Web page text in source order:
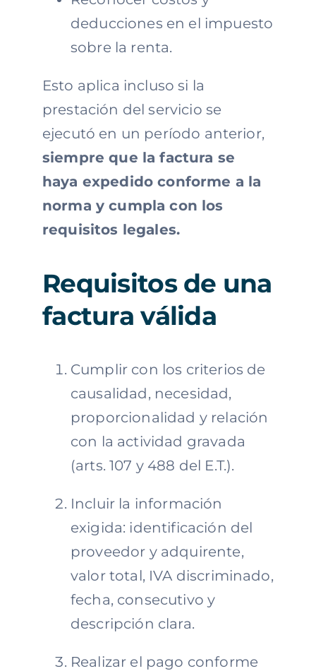
deducciones en el impuesto
sobre la renta.
Esto aplica incluso si la
prestación del servicio se
ejecutó en un período anterior,
siempre que la factura se
haya expedido conforme a la
norma y cumpla con los
requisitos legales.
Requisitos de una
factura válida
Cumplir con los criterios de
causalidad, necesidad,
proporcionalidad y relación
con la actividad gravada
(arts. 107 y 488 del E.T.).
Incluir la información
exigida: identificación del
proveedor y adquirente,
valor total, IVA discriminado,
fecha, consecutivo y
descripción clara.
Realizar el pago conforme